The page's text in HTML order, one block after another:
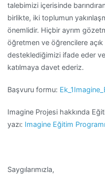
talebimizi içerisinde
birlikte, iki toplumun
önemlidir. Hiçbir ayrım
öğretmen ve öğrencilere
desteklediğimizi ifade eder ve
katılmaya davet ederiz.
Başvuru formu:
Imagine Projesi hakkında
yazı: Imagine Eğitim
Saygılarımızla,